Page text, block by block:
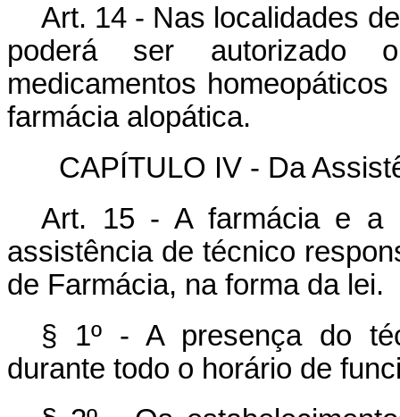
Art. 14 - Nas localidades
poderá ser autorizado
medicamentos
farmácia alopática.
CAPÍTULO IV - Da
Art. 15 - A farmácia e a
assistência de técnico
de Farmácia, na forma da lei.
§ 1º - A presença do
durante todo o horário de